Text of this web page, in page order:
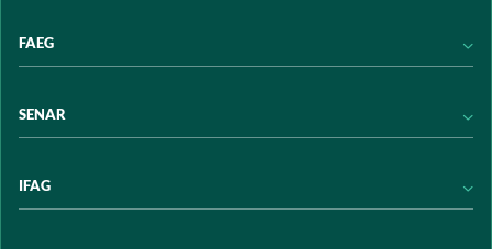
Acervo digital
Programas e Serviços
Trabalhe conosco
FAEG
Transparência
SENAR
Transparência
IFAG